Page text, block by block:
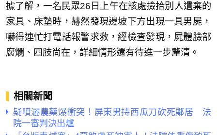
據了解，一名民眾26日上午在該處撿拾別人遺棄的
家具、床墊時，赫然發現邊坡下方出現一具男屍，
嚇得連忙打電話報警求救，經檢查發現，屍體臉部
腐爛、四肢尚在，詳細情形還有待進一步釐清。
相關新聞
疑噴灑農藥爆衝突！屏東男持西瓜刀砍死鄰居 法
院一審判決出爐